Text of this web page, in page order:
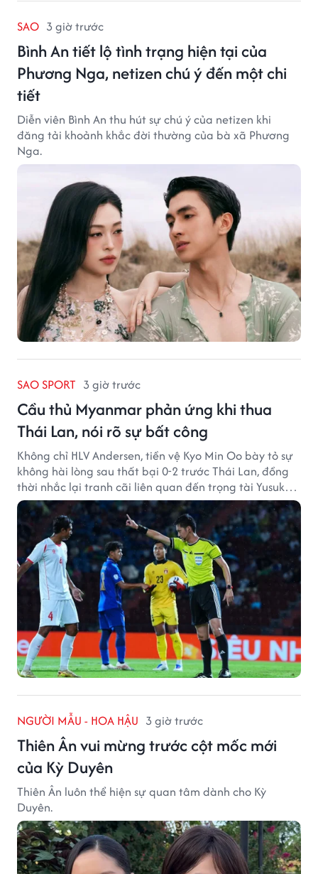
SAO 3 giờ trước
Bình An tiết lộ tình trạng hiện tại của
Phương Nga, netizen chú ý đến một chi
tiết
Diễn viên Bình An thu hút sự chú ý của netizen khi
đăng tải khoảnh khắc đời thường của bà xã Phương
Nga.
SAO SPORT 3 giờ trước
Cầu thủ Myanmar phản ứng khi thua
Thái Lan, nói rõ sự bất công
Không chỉ HLV Andersen, tiền vệ Kyo Min Oo bày tỏ sự
không hài lòng sau thất bại 0-2 trước Thái Lan, đồng
thời nhắc lại tranh cãi liên quan đến trọng tài Yusuke
Ohashi.
NGƯỜI MẪU - HOA HẬU 3 giờ trước
Thiên Ân vui mừng trước cột mốc mới
của Kỳ Duyên
Thiên Ân luôn thể hiện sự quan tâm dành cho Kỳ
Duyên.